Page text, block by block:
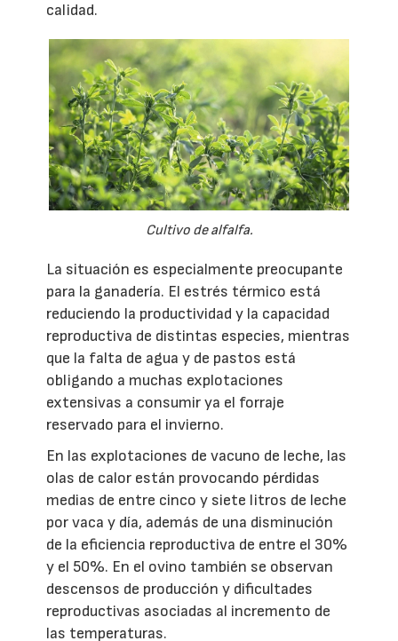
calidad.
Cultivo de alfalfa.
La situación es especialmente preocupante
para la ganadería. El estrés térmico está
reduciendo la productividad y la capacidad
reproductiva de distintas especies, mientras
que la falta de agua y de pastos está
obligando a muchas explotaciones
extensivas a consumir ya el forraje
reservado para el invierno.
En las explotaciones de vacuno de leche, las
olas de calor están provocando pérdidas
medias de entre cinco y siete litros de leche
por vaca y día, además de una disminución
de la eficiencia reproductiva de entre el 30%
y el 50%. En el ovino también se observan
descensos de producción y dificultades
reproductivas asociadas al incremento de
las temperaturas.